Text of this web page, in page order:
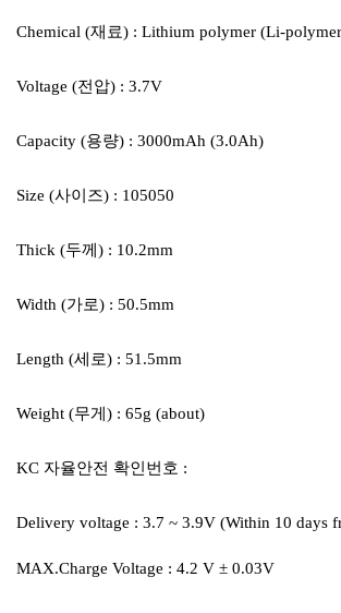
Chemical (재료) : Lithium polymer (Li-
Voltage (전압) : 3.7V
Capacity (용량) : 3000mAh (3.0Ah)
Size (사이즈) : 105050
Thick (두께) : 10.2mm
Width (가로) : 50.5mm
Length (세로) : 51.5mm
Weight (무게) : 65g (about)
KC 자율안전 확인번호 :
Delivery voltage : 3.7 ~ 3.9V (Within 10 days
MAX.Charge Voltage : 4.2 V ± 0.03V